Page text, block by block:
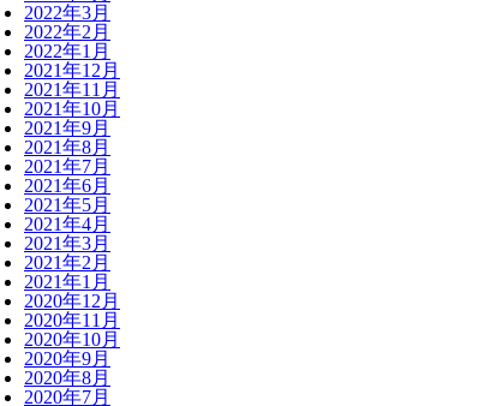
2022年3月
2022年2月
2022年1月
2021年12月
2021年11月
2021年10月
2021年9月
2021年8月
2021年7月
2021年6月
2021年5月
2021年4月
2021年3月
2021年2月
2021年1月
2020年12月
2020年11月
2020年10月
2020年9月
2020年8月
2020年7月